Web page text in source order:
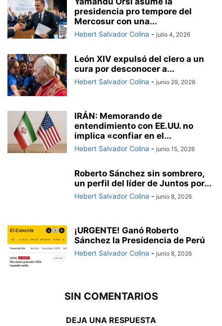
presidencia pro tempore del
Mercosur con una...
Hebert Salvador Colina - julio 4, 2026
León XIV expulsó del clero a un
cura por desconocer a...
Hebert Salvador Colina - junio 29, 2026
IRÁN: Memorando de
entendimiento con EE.UU. no
implica «confiar en el...
Hebert Salvador Colina - junio 15, 2026
Roberto Sánchez sin sombrero,
un perfil del líder de Juntos por...
Hebert Salvador Colina - junio 8, 2026
¡URGENTE! Ganó Roberto
Sánchez la Presidencia de Perú
Hebert Salvador Colina - junio 8, 2026
SIN COMENTARIOS
DEJA UNA RESPUESTA